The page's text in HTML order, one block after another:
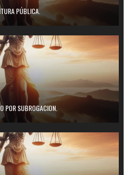
PÚBLICA.
POR SUBROGACION.